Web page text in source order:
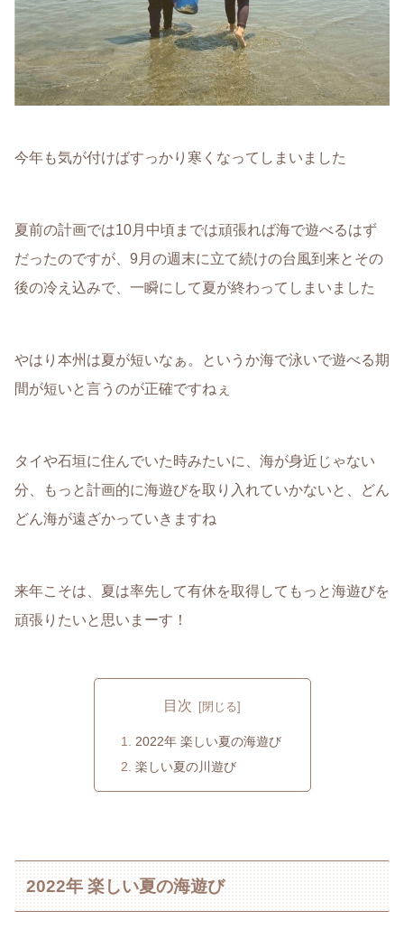
今年も気が付けばすっかり寒くなってしまいました
夏前の計画では10月中頃までは頑張れば海で遊べるはず
だったのですが、9月の週末に立て続けの台風到来とその
後の冷え込みで、一瞬にして夏が終わってしまいました
やはり本州は夏が短いなぁ。というか海で泳いで遊べる期
間が短いと言うのが正確ですねぇ
タイや石垣に住んでいた時みたいに、海が身近じゃない
分、もっと計画的に海遊びを取り入れていかないと、どん
どん海が遠ざかっていきますね
来年こそは、夏は率先して有休を取得してもっと海遊びを
頑張りたいと思いまーす！
目次
2022年 楽しい夏の海遊び
楽しい夏の川遊び
2022年 楽しい夏の海遊び